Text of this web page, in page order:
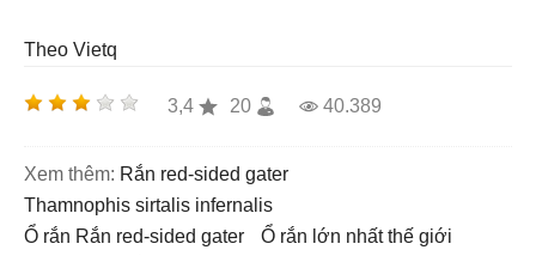
Theo Vietq
3,4 20 40.389
Xem thêm:
Rắn red-sided gater
Thamnophis sirtalis infernalis
ổ rắn Rắn red-sided gater
ổ rắn lớn nhất thế giới